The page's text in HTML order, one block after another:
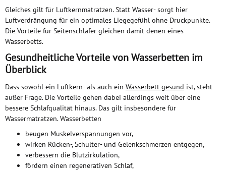
Gleiches gilt für Luftkernmatratzen. Statt Wasser- sorgt hier
Luftverdrängung für ein optimales Liegegefühl ohne Druckpunkte.
Die Vorteile für Seitenschläfer gleichen damit denen eines
Wasserbetts.
Gesundheitliche Vorteile von Wasserbetten im
Überblick
Dass sowohl ein Luftkern- als auch ein Wasserbett gesund ist, steht
außer Frage. Die Vorteile gehen dabei allerdings weit über eine
bessere Schlafqualität hinaus. Das gilt insbesondere für
Wassermatratzen. Wasserbetten
beugen Muskelverspannungen vor,
wirken Rücken-, Schulter- und Gelenkschmerzen entgegen,
verbessern die Blutzirkulation,
fördern einen regenerativen Schlaf,